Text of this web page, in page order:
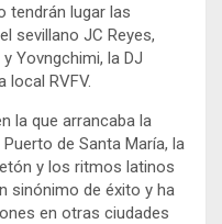
tendrán lugar las
sevillano JC Reyes,
Yovngchimi, la DJ
local RVFV.
la que arrancaba la
de Santa María, la
y los ritmos latinos
sinónimo de éxito y ha
en otras ciudades